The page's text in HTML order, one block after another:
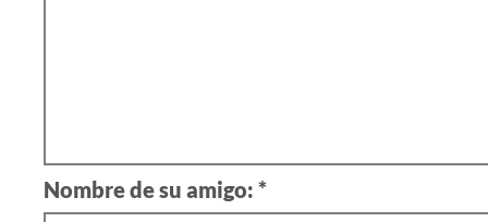
Nombre de su amigo: *